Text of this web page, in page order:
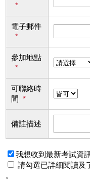
*
電子郵件
*
參加地點
*
可聯絡時
間 *
備註描述
我想收到最新考試資
請勾選已詳細閱讀及
。